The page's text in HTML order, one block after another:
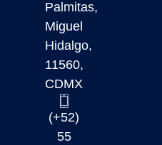
Palmitas,
Miguel
Hidalgo,
11560,
CDMX
(+52)
55